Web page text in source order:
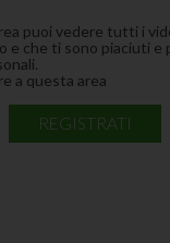
puoi vedere tutti i
e che ti sono piaciuti e
a questa area
REGISTRATI